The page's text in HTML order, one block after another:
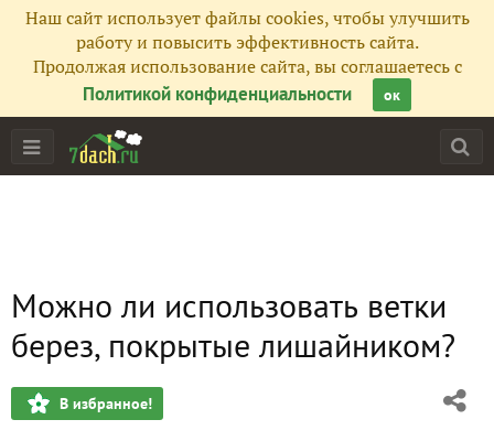
Наш сайт использует файлы cookies, чтобы улучшить
работу и повысить эффективность сайта.
Продолжая использование сайта, вы соглашаетесь с
Политикой конфиденциальности
ок
Можно ли использовать ветки
берез, покрытые лишайником?
В избранное!